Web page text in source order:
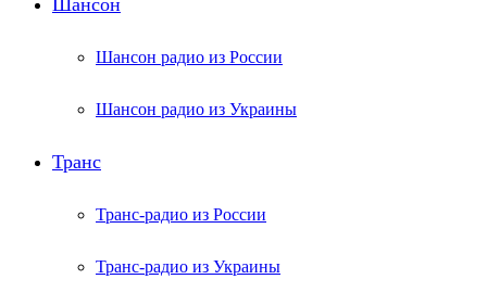
Шансон
Шансон радио из России
Шансон радио из Украины
Транс
Транс-радио из России
Транс-радио из Украины